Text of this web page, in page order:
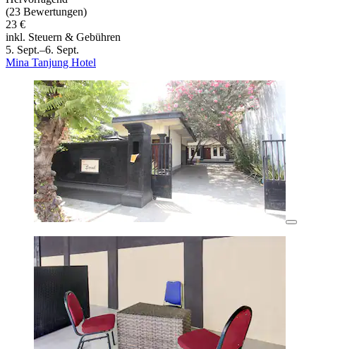
(23 Bewertungen)
23 €
inkl. Steuern & Gebühren
5. Sept.–6. Sept.
Mina Tanjung Hotel